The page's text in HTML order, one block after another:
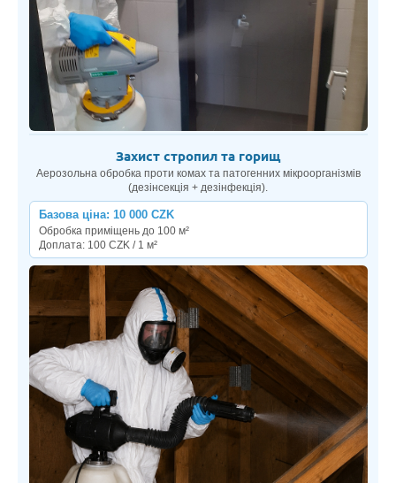
Захист стропил та горищ
Аерозольна обробка проти комах та патогенних мікроорганізмів
(дезінсекція + дезінфекція).
Базова ціна: 10 000 CZK
Обробка приміщень до 100 м²
Доплата: 100 CZK / 1 м²